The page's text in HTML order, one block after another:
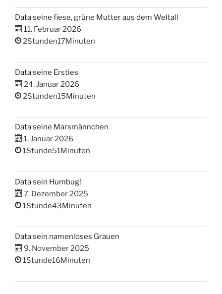
Data seine fiese, grüne Mutter aus dem Weltall
11. Februar 2026
2Stunden17Minuten
Data seine Ersties
24. Januar 2026
2Stunden15Minuten
Data seine Marsmännchen
1. Januar 2026
1Stunde51Minuten
Data sein Humbug!
7. Dezember 2025
1Stunde43Minuten
Data sein namenloses Grauen
9. November 2025
1Stunde16Minuten